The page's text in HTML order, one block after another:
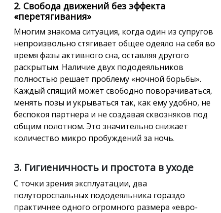
2. Свобода движений без эффекта
«перетягивания»
Многим знакома ситуация, когда один из супругов
непроизвольно стягивает общее одеяло на себя во
время фазы активного сна, оставляя другого
раскрытым. Наличие двух пододеяльников
полностью решает проблему «ночной борьбы».
Каждый спящий может свободно поворачиваться,
менять позы и укрываться так, как ему удобно, не
беспокоя партнера и не создавая сквозняков под
общим полотном. Это значительно снижает
количество микро пробуждений за ночь.
3. Гигиеничность и простота в уходе
С точки зрения эксплуатации, два
полутороспальных пододеяльника гораздо
практичнее одного огромного размера «евро-